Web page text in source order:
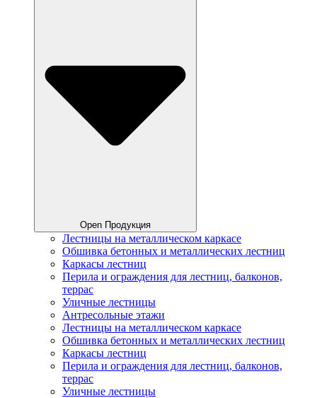
Open Продукция
Лестницы на металлическом каркасе
Обшивка бетонных и металлических лестниц
Каркасы лестниц
Перила и ограждения для лестниц, балконов,
террас
Уличные лестницы
Антресольные этажи
Лестницы на металлическом каркасе
Обшивка бетонных и металлических лестниц
Каркасы лестниц
Перила и ограждения для лестниц, балконов,
террас
Уличные лестницы